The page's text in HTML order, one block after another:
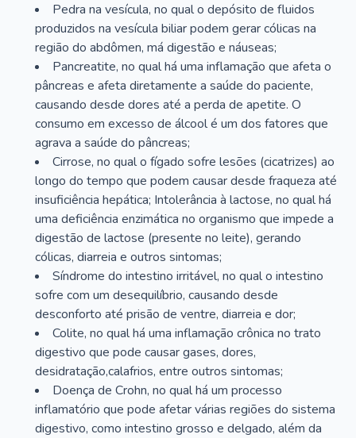
Pedra na vesícula, no qual o depósito de fluidos
produzidos na vesícula biliar podem gerar cólicas na
região do abdômen, má digestão e náuseas;
Pancreatite, no qual há uma inflamação que afeta o
pâncreas e afeta diretamente a saúde do paciente,
causando desde dores até a perda de apetite. O
consumo em excesso de álcool é um dos fatores que
agrava a saúde do pâncreas;
Cirrose, no qual o fígado sofre lesões (cicatrizes) ao
longo do tempo que podem causar desde fraqueza até
insuficiência hepática; Intolerância à lactose, no qual há
uma deficiência enzimática no organismo que impede a
digestão de lactose (presente no leite), gerando
cólicas, diarreia e outros sintomas;
Síndrome do intestino irritável, no qual o intestino
sofre com um desequilíbrio, causando desde
desconforto até prisão de ventre, diarreia e dor;
Colite, no qual há uma inflamação crônica no trato
digestivo que pode causar gases, dores,
desidratação,calafrios, entre outros sintomas;
Doença de Crohn, no qual há um processo
inflamatório que pode afetar várias regiões do sistema
digestivo, como intestino grosso e delgado, além da